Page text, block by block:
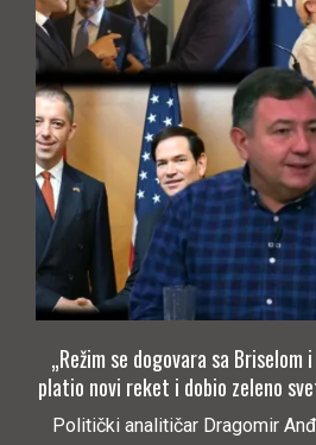
„Režim se dogovara sa
platio novi reket i dobio zeleno
Politički analitičar Dragomir